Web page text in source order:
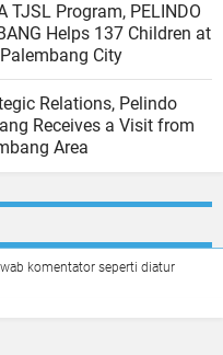
TJSL Program, PELINDO
Helps 137 Children at
City
Relations, Pelindo
Receives a Visit from
Area
komentator seperti diatur